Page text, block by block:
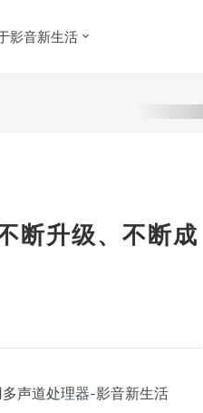
影音新生活
断升级、不断成